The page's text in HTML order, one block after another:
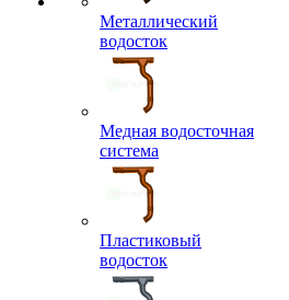
Металлический
водосток
Медная водосточная
система
Пластиковый
водосток